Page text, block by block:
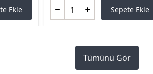
Ekle Sepete Ekle
Tümünü Gör